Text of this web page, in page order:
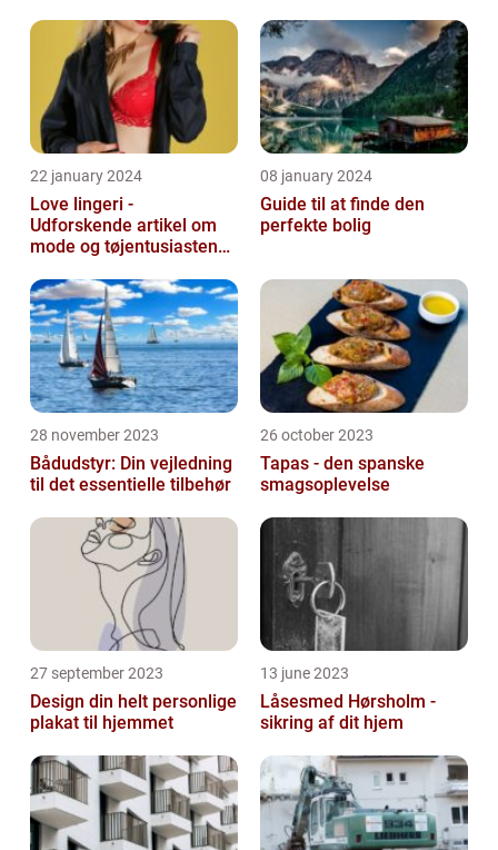
22 january 2024
Love lingeri -
Udforskende artikel om
mode og tøjentusiastens
08 january 2024
Guide til at finde den
perfekte bolig
28 november 2023
Bådudstyr: Din vejledning
til det essentielle tilbehør
26 october 2023
Tapas - den spanske
smagsoplevelse
27 september 2023
Design din helt personlige
plakat til hjemmet
13 june 2023
Låsesmed Hørsholm -
sikring af dit hjem